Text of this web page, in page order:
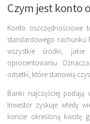
Czym jest konto
Konto oszczędnościowe
standardowego rachunku
wszystkie środki,
oprocentowaniu.
odsetki, które stanowią
Banki najczęściej
Inwestor zyskuje wtedy
koncie określoną kwotę